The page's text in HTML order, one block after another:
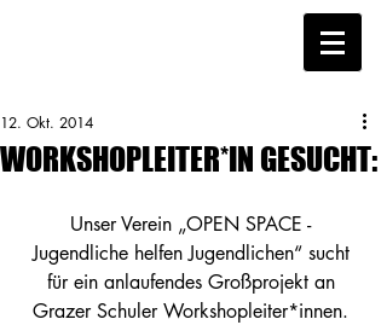
WORKSHOPLEITER*IN GESUCHT:
12. Okt. 2014
Unser Verein „OPEN SPACE -
Jugendliche helfen Jugendlichen“ sucht
für ein anlaufendes Großprojekt an
Grazer Schuler Workshopleiter*innen.